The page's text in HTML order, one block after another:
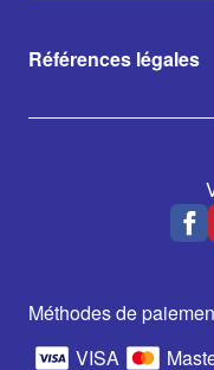
Références légales
Méthodes de
VISA